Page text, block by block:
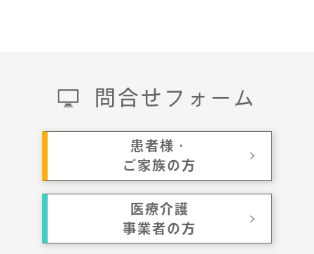
問合せフォーム
患者様・
ご家族の方
医療介護
事業者の方